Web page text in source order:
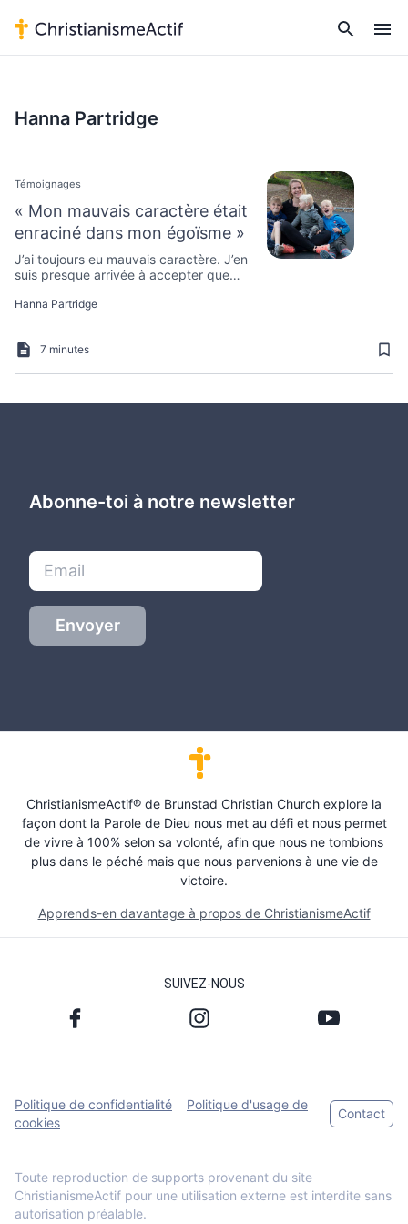
Hanna Partridge
Témoignages
« Mon mauvais caractère était
enraciné dans mon égoïsme »
J’ai toujours eu mauvais caractère. J’en
suis presque arrivée à accepter que
Hanna Partridge
7 minutes
Abonne-toi à notre newsletter
Envoyer
ChristianismeActif® de Brunstad Christian Church explore la
façon dont la Parole de Dieu nous met au défi et nous permet
de vivre à 100% selon sa volonté, afin que nous ne tombions
plus dans le péché mais que nous parvenions à une vie de
victoire.
Apprends-en davantage à propos de ChristianismeActif
SUIVEZ-NOUS
Toute reproduction de supports provenant du site
ChristianismeActif pour une utilisation externe est interdite sans
autorisation préalable.
Politique de confidentialité
Politique d'usage de
cookies
Contact